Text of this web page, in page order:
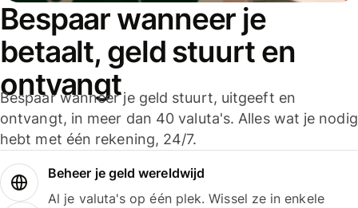
Bespaar wanneer je
betaalt, geld stuurt en
ontvangt
Bespaar wanneer je geld stuurt, uitgeeft en
ontvangt, in meer dan 40 valuta's. Alles wat je nodig
hebt met één rekening, 24/7.
Beheer je geld wereldwijd
Al je valuta's op één plek. Wissel ze in enkele